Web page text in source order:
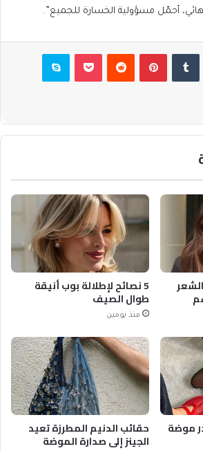
أحمّل مسؤولية الخسارة للجميع”.
بينتيريست بوكيت سكايب
5 نصائح لإطلالة بوب أنيقة
طوال الصيف
منذ يومين
موضة حقائب الدنيم المطرزة تعيد
الجينز إلى صدارة الموضة